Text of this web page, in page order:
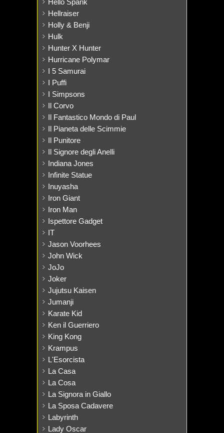
Hello Spank
Hellraiser
Holly & Benji
Hulk
Hunter X Hunter
Hurricane Polymar
I 5 Samurai
I Puffi
I Simpsons
Il Corvo
Il Fantastico Mondo di Paul
Il Pianeta delle Scimmie
Il Punitore
Il Signore degli Anelli
Indiana Jones
Infinite Statue
Inuyasha
Iron Giant
Iron Man
Ispettore Gadget
IT
Jason Voorhees
John Wick
JoJo
Joker
Jujutsu Kaisen
Jumanji
Karate Kid
Ken il Guerriero
King Kong
Krampus
L'Esorcista
La Casa
La Cosa
La Signora in Giallo
La Sposa Cadavere
Labyrinth
Lady Oscar